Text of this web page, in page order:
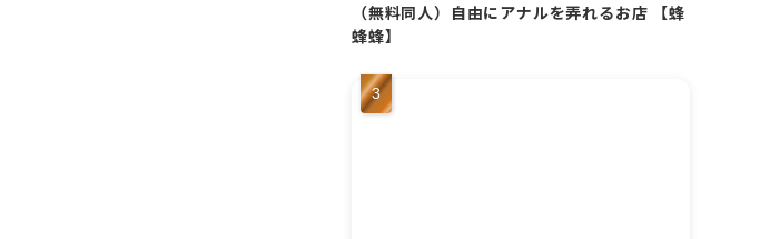
（無料同人）自由にアナルを弄れるお店 【蜂
蜂蜂】